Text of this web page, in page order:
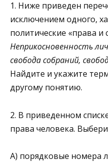
1. Ниже приведен
исключением одного,
политические «права и
Неприкосновенность
свобода собраний,
Найдите и укажите
другому поня­тию.
2. В приведенном
права человека.
А) по­рядковые номера